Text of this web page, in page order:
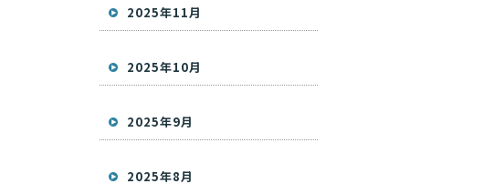
2025年11月
2025年10月
2025年9月
2025年8月